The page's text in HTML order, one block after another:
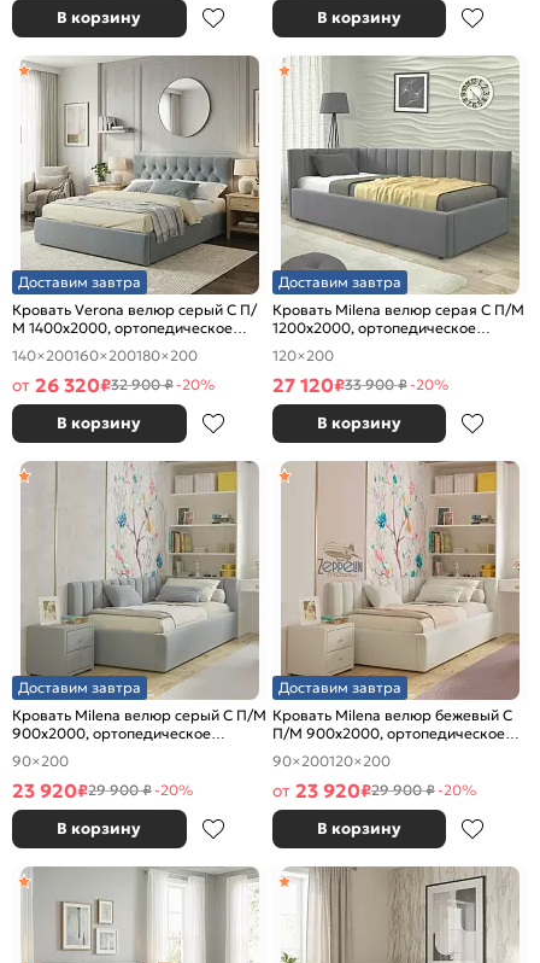
В корзину В корзину
Доставим завтра
Кровать Verona велюр серый С П/
М 1400x2000, ортопедическое
основание, изголовье мягкое
140×200160×200180×200
от 26 320₽32 900 ₽-20%
В корзину
Доставим завтра
Кровать Milena велюр серая С П/М
1200x2000, ортопедическое
основание, изголовье мягкое
120×200
27 120₽33 900 ₽-20%
В корзину
Доставим завтра
Кровать Milena велюр серый С П/М
900x2000, ортопедическое
основание, изголовье мягкое
90×200
23 920₽29 900 ₽-20%
В корзину
Доставим завтра
Кровать Milena велюр бежевый С
П/М 900x2000, ортопедическое
основание, изголовье мягкое
90×200120×200
от 23 920₽29 900 ₽-20%
В корзину